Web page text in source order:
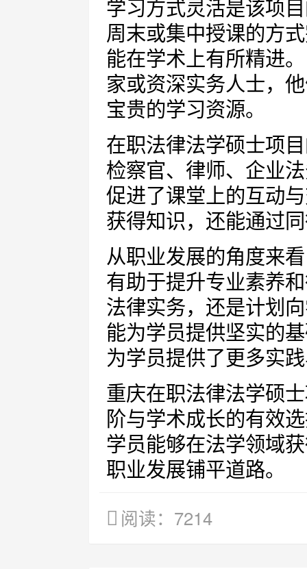
学习方式灵活是该项
周末或集中授课的方
能在学术上有所精进
家或资深实务人士，
宝贵的学习资源。
在职法律法学硕士项
检察官、律师、企业
促进了课堂上的互动
获得知识，还能通过
从职业发展的角度来
有助于提升专业素养
法律实务，还是计划
能为学员提供坚实的
为学员提供了更多实
重庆在职法律法学硕
阶与学术成长的有效
学员能够在法学领域
职业发展铺平道路。
阅读：7214